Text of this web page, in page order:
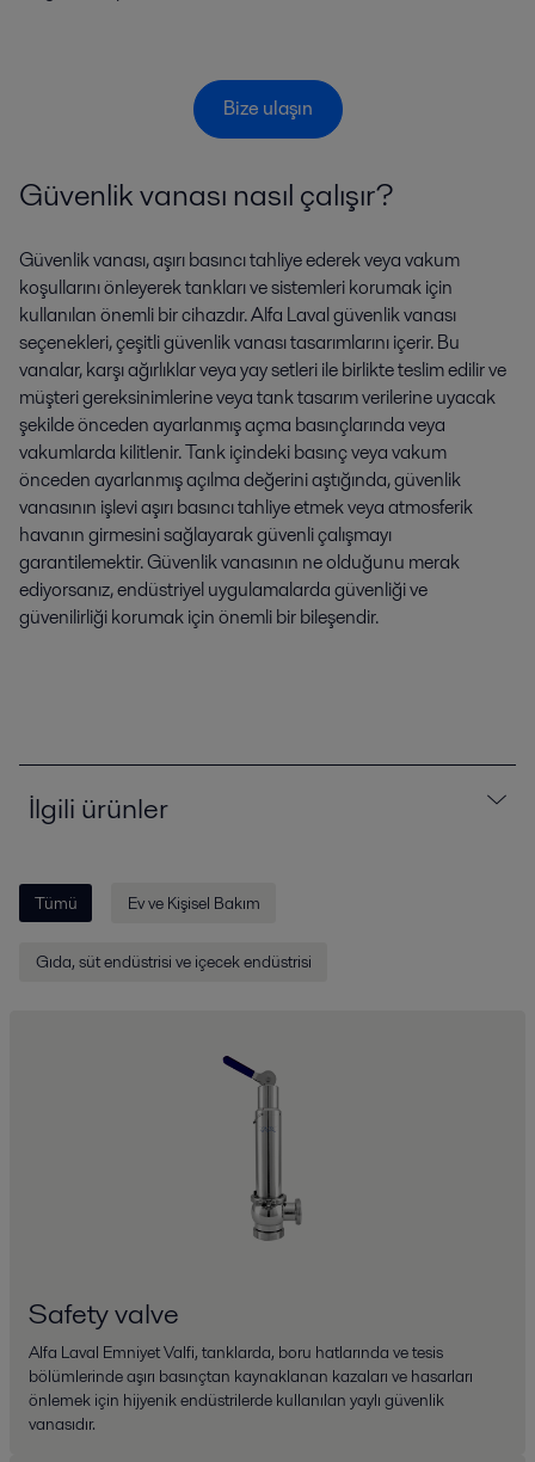
Bize ulaşın
Güvenlik vanası nasıl çalışır?
Güvenlik vanası, aşırı basıncı tahliye ederek veya vakum
koşullarını önleyerek tankları ve sistemleri korumak için
kullanılan önemli bir cihazdır. Alfa Laval güvenlik vanası
seçenekleri, çeşitli güvenlik vanası tasarımlarını içerir. Bu
vanalar, karşı ağırlıklar veya yay setleri ile birlikte teslim edilir ve
müşteri gereksinimlerine veya tank tasarım verilerine uyacak
şekilde önceden ayarlanmış açma basınçlarında veya
vakumlarda kilitlenir. Tank içindeki basınç veya vakum
önceden ayarlanmış açılma değerini aştığında, güvenlik
vanasının işlevi aşırı basıncı tahliye etmek veya atmosferik
havanın girmesini sağlayarak güvenli çalışmayı
garantilemektir. Güvenlik vanasının ne olduğunu merak
ediyorsanız, endüstriyel uygulamalarda güvenliği ve
güvenilirliği korumak için önemli bir bileşendir.
İlgili ürünler
Tümü Ev ve Kişisel Bakım
Gıda, süt endüstrisi ve içecek endüstrisi
Safety valve
Alfa Laval Emniyet Valfi, tanklarda, boru hatlarında ve tesis
bölümlerinde aşırı basınçtan kaynaklanan kazaları ve hasarları
önlemek için hijyenik endüstrilerde kullanılan yaylı güvenlik
vanasıdır.